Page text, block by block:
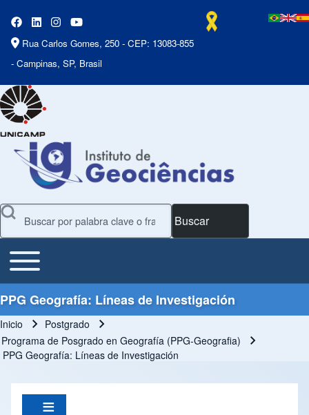
Rua Carlos Gomes, 250 - CEP: 13083-855
- Campinas, SP, Brasil
Buscar
Main Menu
Toggle main menu
PPG Geografía: Líneas de Investigación
Ruta de navegación
Inicio
Postgrado
Programa de Posgrado en Geografía (PPG-Geografia)
PPG Geografía: Líneas de Investigación